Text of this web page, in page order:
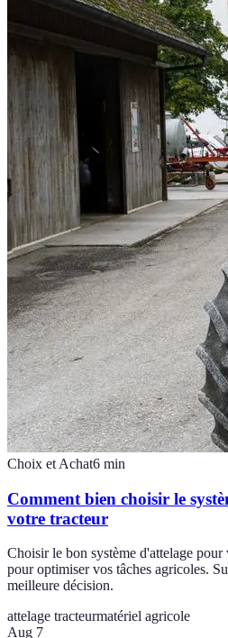
Choix et Achat6 min
Comment bien choisir le
votre tracteur
Choisir le bon système d'attelage pour
pour optimiser vos tâches agricoles.
meilleure décision.
attelage tracteurmatériel agricole
Aug 7